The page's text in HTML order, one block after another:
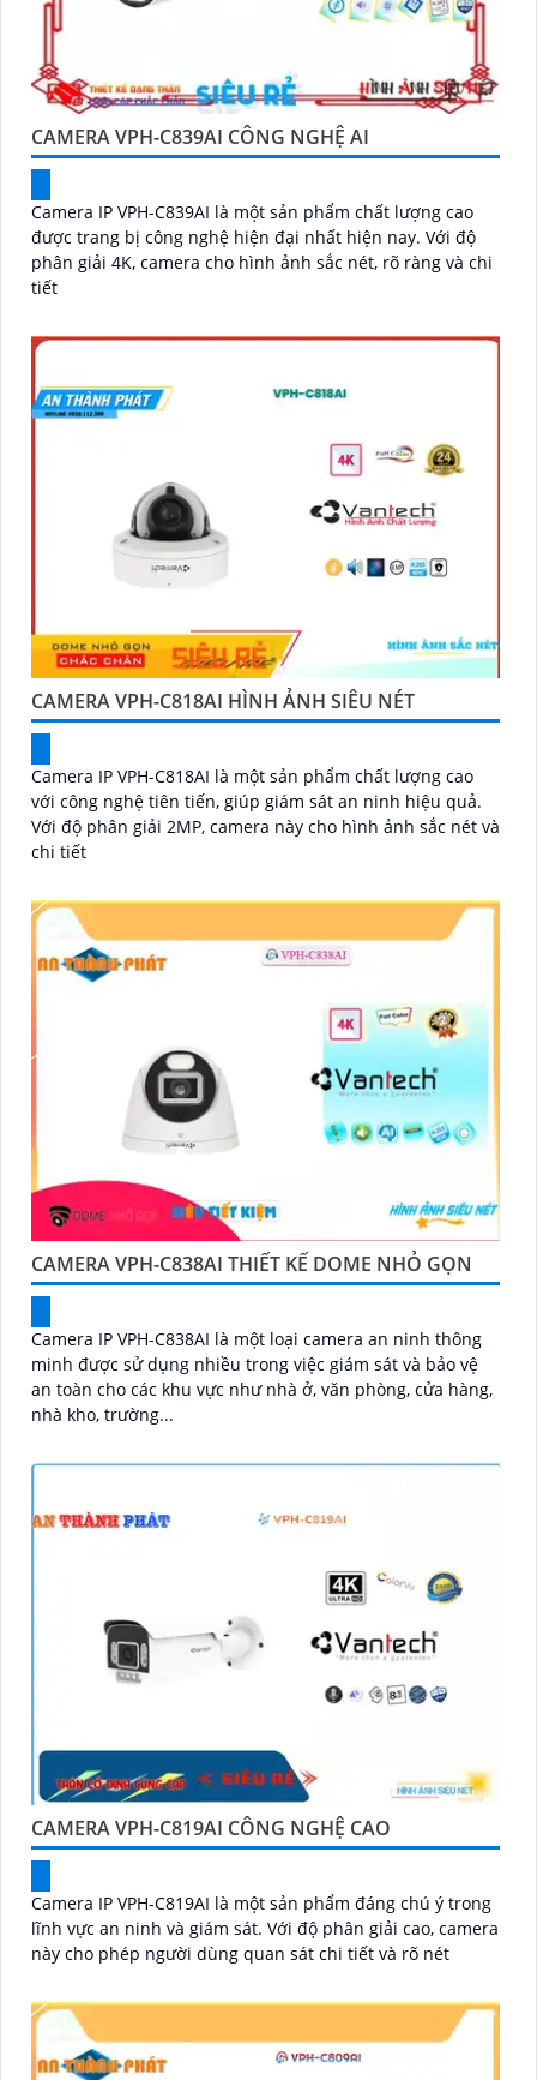
CAMERA VPH-C839AI CÔNG NGHỆ AI
Camera IP VPH-C839AI là một sản phẩm chất lượng cao
được trang bị công nghệ hiện đại nhất hiện nay. Với độ
phân giải 4K, camera cho hình ảnh sắc nét, rõ ràng và chi
tiết
CAMERA VPH-C818AI HÌNH ẢNH SIÊU NÉT
Camera IP VPH-C818AI là một sản phẩm chất lượng cao
với công nghệ tiên tiến, giúp giám sát an ninh hiệu quả.
Với độ phân giải 2MP, camera này cho hình ảnh sắc nét và
chi tiết
CAMERA VPH-C838AI THIẾT KẾ DOME NHỎ GỌN
Camera IP VPH-C838AI là một loại camera an ninh thông
minh được sử dụng nhiều trong việc giám sát và bảo vệ
an toàn cho các khu vực như nhà ở, văn phòng, cửa hàng,
nhà kho, trường...
CAMERA VPH-C819AI CÔNG NGHỆ CAO
Camera IP VPH-C819AI là một sản phẩm đáng chú ý trong
lĩnh vực an ninh và giám sát. Với độ phân giải cao, camera
này cho phép người dùng quan sát chi tiết và rõ nét